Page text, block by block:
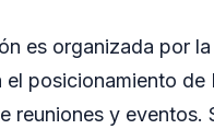
es organizada por
el posicionamiento
reuniones y